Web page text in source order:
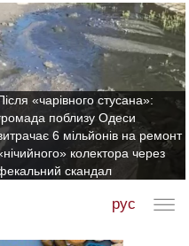
«чарівного стусана»:
поблизу Одеси
6 мільйонів на ремонт
колектора через
скандал
рус